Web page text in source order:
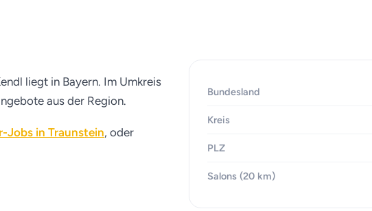
liegt in Bayern. Im Umkreis
aus der Region.
Jobs in Traunstein, oder
Bundesland
Kreis
PLZ
Salons (20 km)